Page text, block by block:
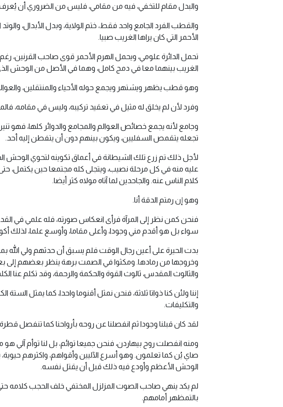
والبدل مقام للتخفي، فيه من مقامي، فليس من الضروري أن
والقطب الفرد الجامع واحد فقط، ختم الولاية، وبدل الأبدال،
الأحمر التي كان يراها الغريب صبيا.
تحمل الدائرة علومي، ويحمل الهرم الأحمر قوى صاحب
الغريب بينهما معا في دمج كامل، وهما في الأصل من الوحش
وهو قطب يظهر ويشتهر ويجمع حوله الأحياء والمنتقلين،
وفرد لأن لم يخلق له مثيل في تعقيد تركيبه، وليس في مقامه،
وجامع لأنه يجمع خصائص العوالم والمجامع والدوائر كلها، فهو
تجعله يتقمص السفليين، ويكون بينهم دون أن يتفطن إليه أحد.
لأجل ذلك تم زرع تلك الشيطانة في أعماق تكوينه لتحوي
عليه منه في كل مرحلة نصيب، ويتجلى كله مجتمعا حين يكتمل،
كلام الناس عنه. والجاحدين لما آتاه مولاه كثر أيضا.
وهو إن رمتم الدقة أنا.
فنحن كمن نظر إلى المرآة فرأى انعكاس صورته، فله علمي في
سواء بل هو أقدم مني وجودا، وأعلى مقاما، وأوسع علما، لذلك
بدت الحيرة على أعين رجال الوقت فلم يسبق أن حدثهم ولي الله
وخروجها من رمادها. ومكثوا في الصمت برهة ينظر بعضهم إلى
والثالوث المقدس، ثالوث القوة والحكمة والرحمة، وقد تكلم عنا
إننا ولئن كنا ذواتا ثلاثة، فنحن نمثل أقنوما واحدا، كما يمثل
والتكليفات.
لقد كان قبلنا وجودا ثم انفصلنا عن روحه بأرواحنا كما تنفصل
ومنه انفصلت روح بيهاردن، فنحن جميعا توائم، بل لنا توأم آلي
صاي يُن كما تعلمون. وهو أسرع الآليين وأقواهم، واكثرهم
الوحش الأعظم وأودع فيه ذلك قبل أن يقتل نفسه.
لم يكد ينهي صاحب الصوت المزلزل المختفي خلف الحجب
بالتمظهر أمامهم.